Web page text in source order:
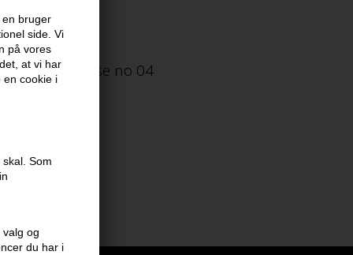
bruger
side. Vi
på vores
at vi har
en cookie i
Som
og
du har i
Sweet Sense no 04